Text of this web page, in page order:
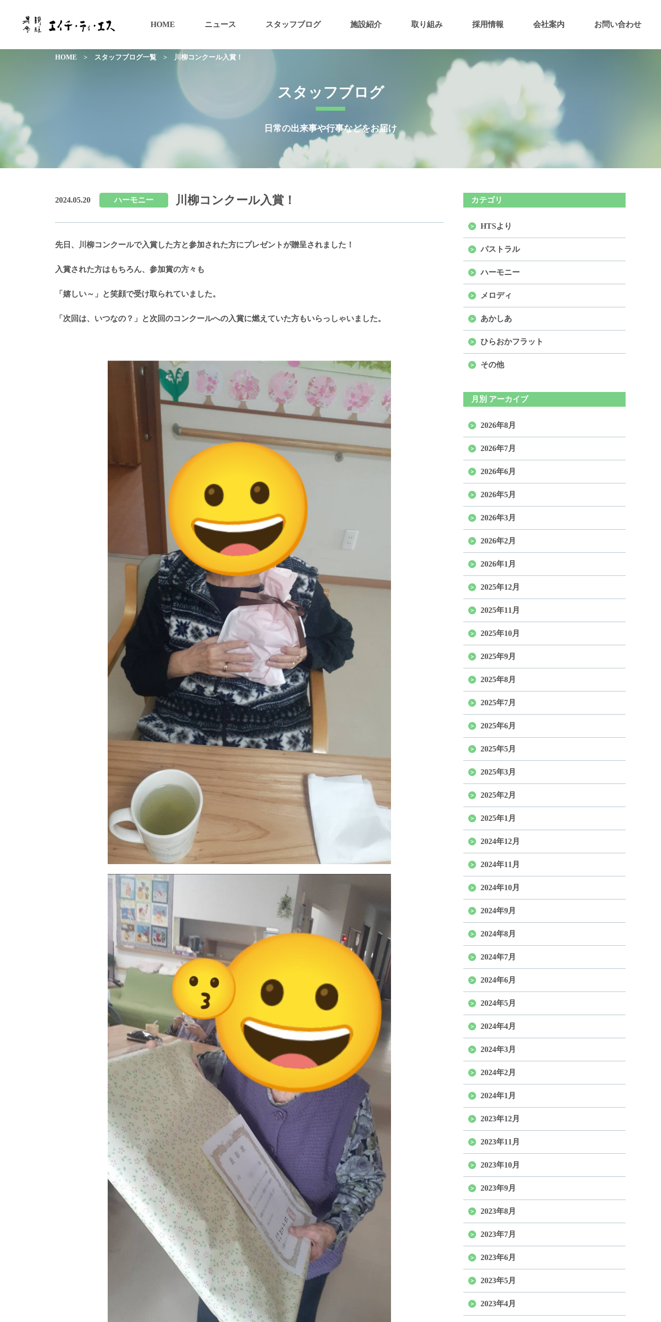
HOME ニュース スタッフブログ 施設紹介 取り組み 採用情報 会社案内 お問い合わせ
スタッフブログ
日常の出来事や行事などをお届け
HOME > スタッフブログ一覧 > 川柳コンクール入賞！
2024.05.20 ハーモニー 川柳コンクール入賞！
先日、川柳コンクールで入賞した方と参加された方にプレゼントが贈呈されました！
入賞された方はもちろん、参加賞の方々も
「嬉しい～」と笑顔で受け取られていました。
「次回は、いつなの？」と次回のコンクールへの入賞に燃えていた方もいらっしゃいました。
カテゴリ
HTSより
パストラル
ハーモニー
メロディ
あかしあ
ひらおかフラット
その他
月別 アーカイブ
2026年8月
2026年7月
2026年6月
2026年5月
2026年3月
2026年2月
2026年1月
2025年12月
2025年11月
2025年10月
2025年9月
2025年8月
2025年7月
2025年6月
2025年5月
2025年3月
2025年2月
2025年1月
2024年12月
2024年11月
2024年10月
2024年9月
2024年8月
2024年7月
2024年6月
2024年5月
2024年4月
2024年3月
2024年2月
2024年1月
2023年12月
2023年11月
2023年10月
2023年9月
2023年8月
2023年7月
2023年6月
2023年5月
2023年4月